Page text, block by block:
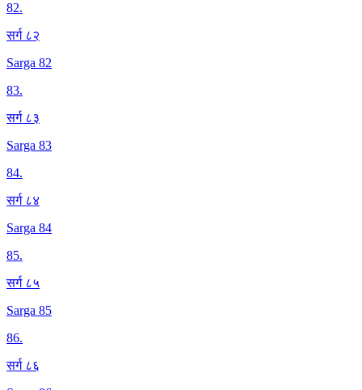
82.
सर्ग ८२
Sarga 82
83.
सर्ग ८३
Sarga 83
84.
सर्ग ८४
Sarga 84
85.
सर्ग ८५
Sarga 85
86.
सर्ग ८६